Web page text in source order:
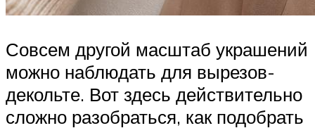
Совсем другой масштаб украшений
можно наблюдать для вырезов-
декольте. Вот здесь действительно
сложно разобраться, как подобрать